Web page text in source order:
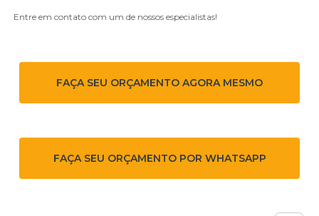
Entre em contato com um de nossos especialistas!
FAÇA SEU ORÇAMENTO AGORA MESMO
FAÇA SEU ORÇAMENTO POR WHATSAPP